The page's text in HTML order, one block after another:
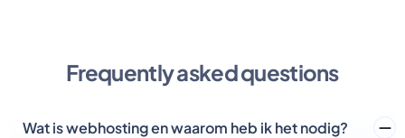
Frequently asked questions
Wat is webhosting en waarom heb ik het nodig?